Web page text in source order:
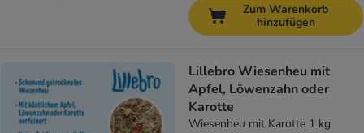
Zum Warenkorb
hinzufügen
Lillebro Wiesenheu mit
Apfel, Löwenzahn oder
Karotte
Wiesenheu mit Karotte 1 kg